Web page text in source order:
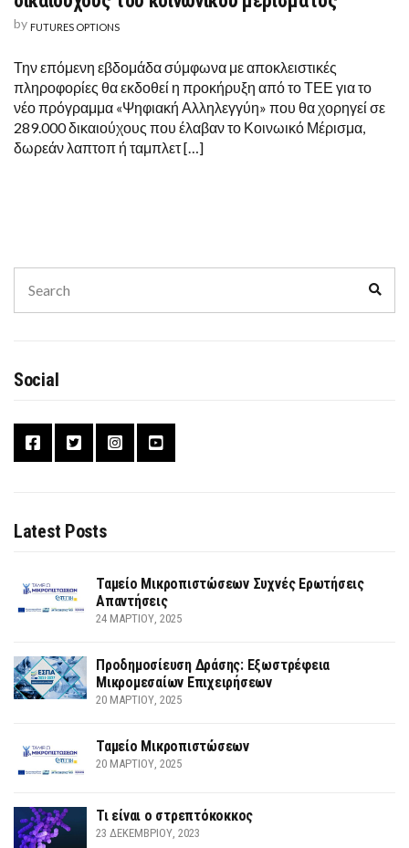
by FUTURES OPTIONS
Την επόμενη εβδομάδα σύμφωνα με αποκλειστικές
πληροφορίες θα εκδοθεί η προκήρυξη από το ΤΕΕ για το
νέο πρόγραμμα «Ψηφιακή Αλληλεγγύη» που θα χορηγεί σε
289.000 δικαιούχους που έλαβαν το Κοινωικό Μέρισμα,
δωρεάν λαπτοπ ή ταμπλετ […]
for:
Social
Latest Posts
Ταμείο Μικροπιστώσεων Συχνές Ερωτήσεις
Απαντήσεις
24 ΜΑΡΤΊΟΥ, 2025
Προδημοσίευση Δράσης: Εξωστρέφεια
Μικρομεσαίων Επιχειρήσεων
20 ΜΑΡΤΊΟΥ, 2025
Ταμείο Μικροπιστώσεων
20 ΜΑΡΤΊΟΥ, 2025
Τι είναι ο στρεπτόκοκκος
23 ΔΕΚΕΜΒΡΊΟΥ, 2023